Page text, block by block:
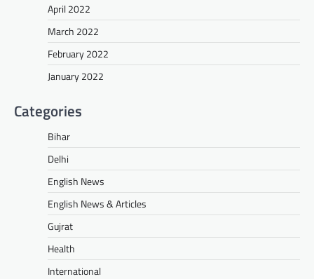
April 2022
March 2022
February 2022
January 2022
Categories
Bihar
Delhi
English News
English News & Articles
Gujrat
Health
International